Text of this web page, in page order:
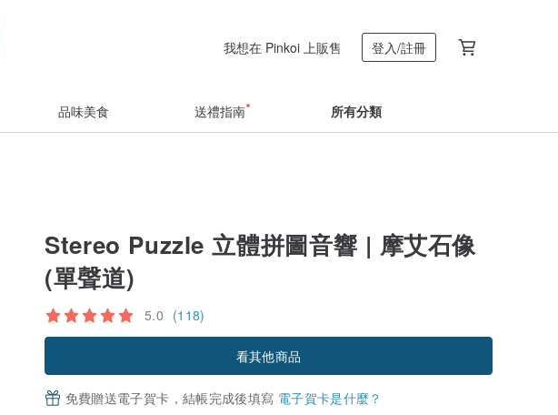
我想在 Pinkoi 上販售 登入/註冊
品味美食 送禮指南 所有分類
Stereo Puzzle 立體拼圖音響 | 摩艾石像
(單聲道)
5.0 (118)
看其他商品
免費贈送電子賀卡，結帳完成後填寫 電子賀卡是什麼？